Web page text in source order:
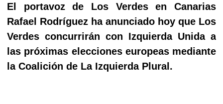
El portavoz de Los Verdes en Canarias
Rafael Rodríguez ha anunciado hoy que Los
Verdes concurrirán con Izquierda Unida a
las próximas elecciones europeas mediante
la Coalición de La Izquierda Plural.